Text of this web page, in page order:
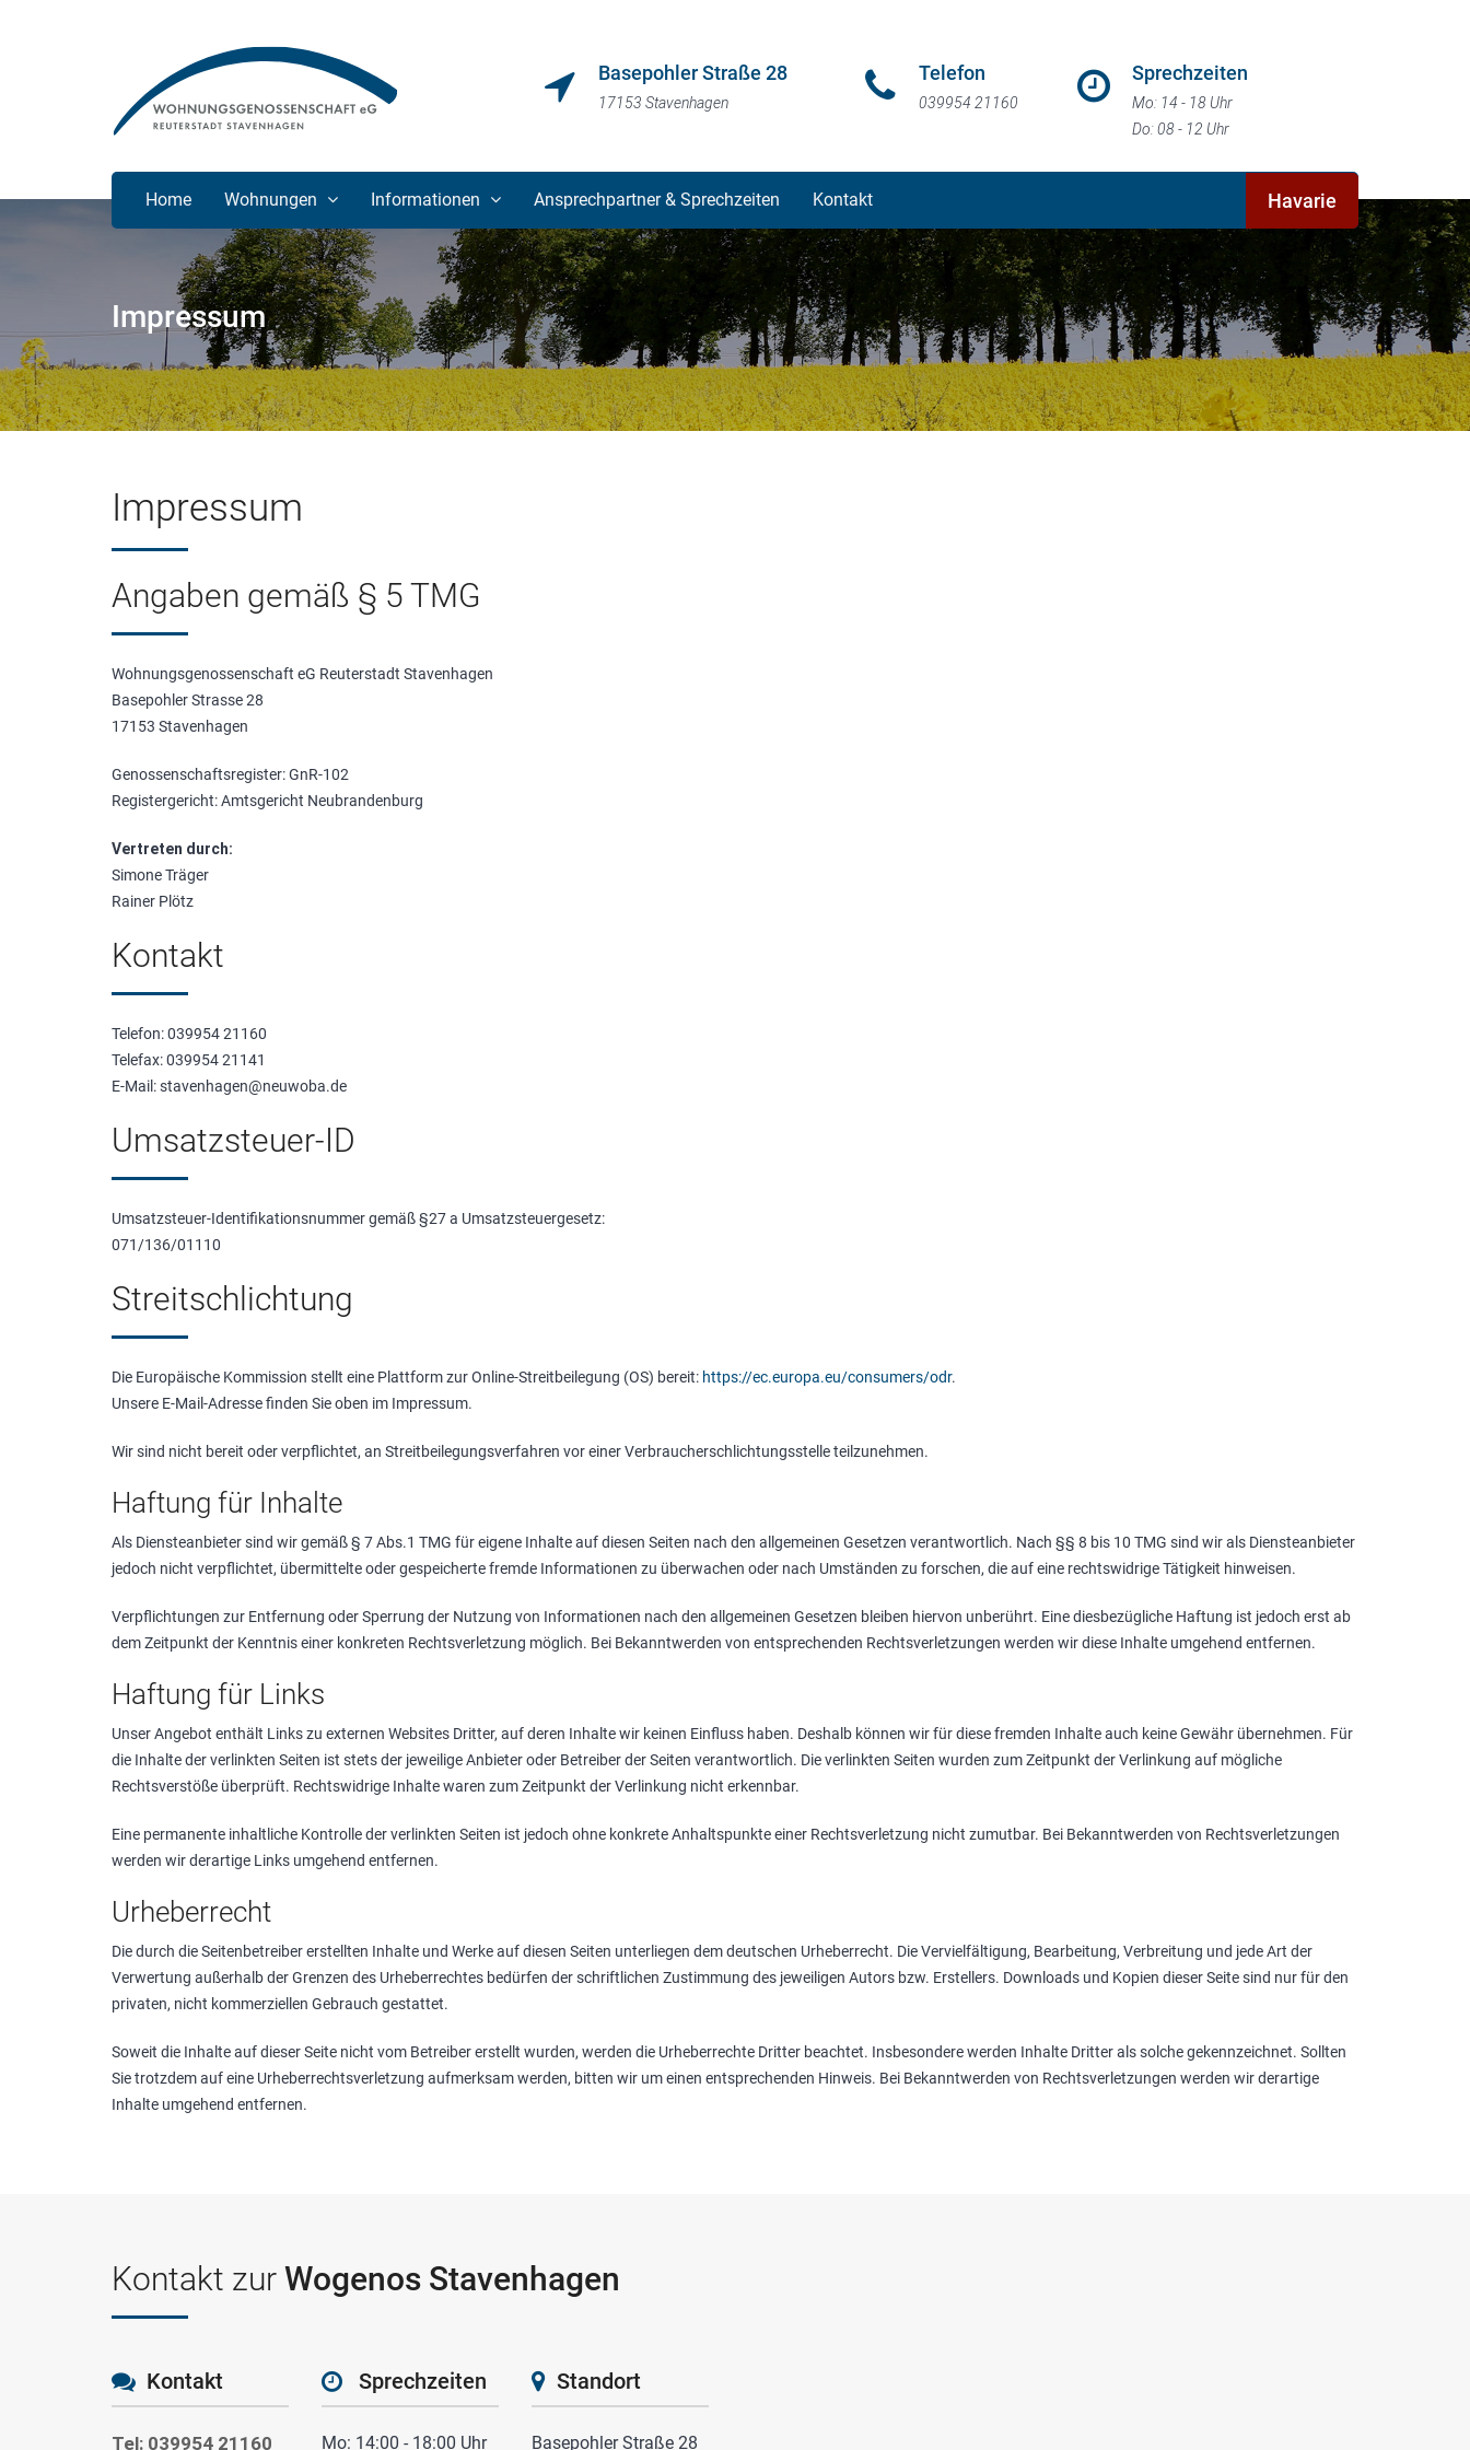
Basepohler Straße 28
17153 Stavenhagen
Telefon
039954 21160
Sprechzeiten
Mo: 14 - 18 Uhr
Do: 08 - 12 Uhr
Home Wohnungen Informationen Ansprechpartner & Sprechzeiten Kontakt Havarie
Impressum
Impressum
Angaben gemäß § 5 TMG
Wohnungsgenossenschaft eG Reuterstadt Stavenhagen
Basepohler Strasse 28
17153 Stavenhagen
Genossenschaftsregister: GnR-102
Registergericht: Amtsgericht Neubrandenburg
Vertreten durch:
Simone Träger
Rainer Plötz
Kontakt
Telefon: 039954 21160
Telefax: 039954 21141
E-Mail: stavenhagen@neuwoba.de
Umsatzsteuer-ID
Umsatzsteuer-Identifikationsnummer gemäß §27 a Umsatzsteuergesetz:
071/136/01110
Streitschlichtung
Die Europäische Kommission stellt eine Plattform zur Online-Streitbeilegung (OS) bereit: https://ec.europa.eu/consumers/odr.
Unsere E-Mail-Adresse finden Sie oben im Impressum.
Wir sind nicht bereit oder verpflichtet, an Streitbeilegungsverfahren vor einer Verbraucherschlichtungsstelle teilzunehmen.
Haftung für Inhalte
Als Diensteanbieter sind wir gemäß § 7 Abs.1 TMG für eigene Inhalte auf diesen Seiten nach den allgemeinen Gesetzen verantwortlich. Nach §§ 8 bis 10 TMG sind wir als Diensteanbieter
jedoch nicht verpflichtet, übermittelte oder gespeicherte fremde Informationen zu überwachen oder nach Umständen zu forschen, die auf eine rechtswidrige Tätigkeit hinweisen.
Verpflichtungen zur Entfernung oder Sperrung der Nutzung von Informationen nach den allgemeinen Gesetzen bleiben hiervon unberührt. Eine diesbezügliche Haftung ist jedoch erst ab
dem Zeitpunkt der Kenntnis einer konkreten Rechtsverletzung möglich. Bei Bekanntwerden von entsprechenden Rechtsverletzungen werden wir diese Inhalte umgehend entfernen.
Haftung für Links
Unser Angebot enthält Links zu externen Websites Dritter, auf deren Inhalte wir keinen Einfluss haben. Deshalb können wir für diese fremden Inhalte auch keine Gewähr übernehmen. Für
die Inhalte der verlinkten Seiten ist stets der jeweilige Anbieter oder Betreiber der Seiten verantwortlich. Die verlinkten Seiten wurden zum Zeitpunkt der Verlinkung auf mögliche
Rechtsverstöße überprüft. Rechtswidrige Inhalte waren zum Zeitpunkt der Verlinkung nicht erkennbar.
Eine permanente inhaltliche Kontrolle der verlinkten Seiten ist jedoch ohne konkrete Anhaltspunkte einer Rechtsverletzung nicht zumutbar. Bei Bekanntwerden von Rechtsverletzungen
werden wir derartige Links umgehend entfernen.
Urheberrecht
Die durch die Seitenbetreiber erstellten Inhalte und Werke auf diesen Seiten unterliegen dem deutschen Urheberrecht. Die Vervielfältigung, Bearbeitung, Verbreitung und jede Art der
Verwertung außerhalb der Grenzen des Urheberrechtes bedürfen der schriftlichen Zustimmung des jeweiligen Autors bzw. Erstellers. Downloads und Kopien dieser Seite sind nur für den
privaten, nicht kommerziellen Gebrauch gestattet.
Soweit die Inhalte auf dieser Seite nicht vom Betreiber erstellt wurden, werden die Urheberrechte Dritter beachtet. Insbesondere werden Inhalte Dritter als solche gekennzeichnet. Sollten
Sie trotzdem auf eine Urheberrechtsverletzung aufmerksam werden, bitten wir um einen entsprechenden Hinweis. Bei Bekanntwerden von Rechtsverletzungen werden wir derartige
Inhalte umgehend entfernen.
Kontakt zur Wogenos Stavenhagen
Kontakt
Tel: 039954 21160
Sprechzeiten
Mo: 14:00 - 18:00 Uhr
Standort
Basepohler Straße 28